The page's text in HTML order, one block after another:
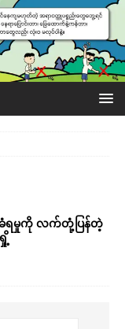
ခံရမှုကို လက်တုံ့ပြန်တဲ့